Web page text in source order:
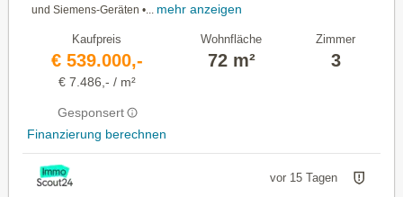
und Siemens-Geräten •...
mehr anzeigen
Kaufpreis
€ 539.000,-
€ 7.486,- / m²
Gesponsert
Finanzierung berechnen
Wohnfläche
72 m²
Zimmer
3
vor 15 Tagen